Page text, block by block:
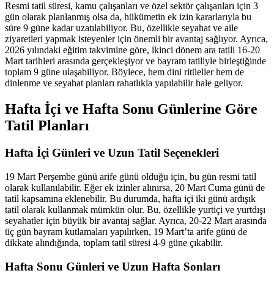
Resmi tatil süresi, kamu çalışanları ve özel sektör çalışanları için 3
gün olarak planlanmış olsa da, hükümetin ek izin kararlarıyla bu
süre 9 güne kadar uzatılabiliyor. Bu, özellikle seyahat ve aile
ziyaretleri yapmak isteyenler için önemli bir avantaj sağlıyor. Ayrıca,
2026 yılındaki eğitim takvimine göre, ikinci dönem ara tatili 16-20
Mart tarihleri arasında gerçekleşiyor ve bayram tatiliyle birleştiğinde
toplam 9 güne ulaşabiliyor. Böylece, hem dini ritüeller hem de
dinlenme ve seyahat planları rahatlıkla yapılabilir hale geliyor.
Hafta İçi ve Hafta Sonu Günlerine Göre
Tatil Planları
Hafta İçi Günleri ve Uzun Tatil Seçenekleri
19 Mart Perşembe günü arife günü olduğu için, bu gün resmi tatil
olarak kullanılabilir. Eğer ek izinler alınırsa, 20 Mart Cuma günü de
tatil kapsamına eklenebilir. Bu durumda, hafta içi iki günü ardışık
tatil olarak kullanmak mümkün olur. Bu, özellikle yurtiçi ve yurtdışı
seyahatler için büyük bir avantaj sağlar. Ayrıca, 20-22 Mart arasında
üç gün bayram kutlamaları yapılırken, 19 Mart’ta arife günü de
dikkate alındığında, toplam tatil süresi 4-9 güne çıkabilir.
Hafta Sonu Günleri ve Uzun Hafta Sonları